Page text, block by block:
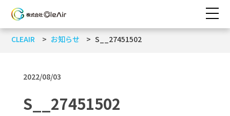
CLEAIR お知らせ S__27451502
2022/08/03
S__27451502